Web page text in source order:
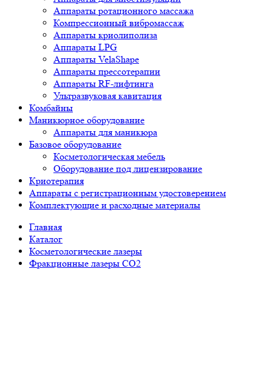
Аппараты ротационного массажа
Компрессионный вибромассаж
Аппараты криолиполиза
Аппараты LPG
Аппараты VelaShape
Аппараты прессотерапии
Аппараты RF-лифтинга
Ультразвуковая кавитация
Комбайны
Маникюрное оборудование
Аппараты для маникюра
Базовое оборудование
Косметологическая мебель
Оборудование под лицензирование
Криотерапия
Аппараты c регистрационным удостоверением
Комплектующие и расходные материалы
Главная
Каталог
Косметологические лазеры
Фракционные лазеры CO2